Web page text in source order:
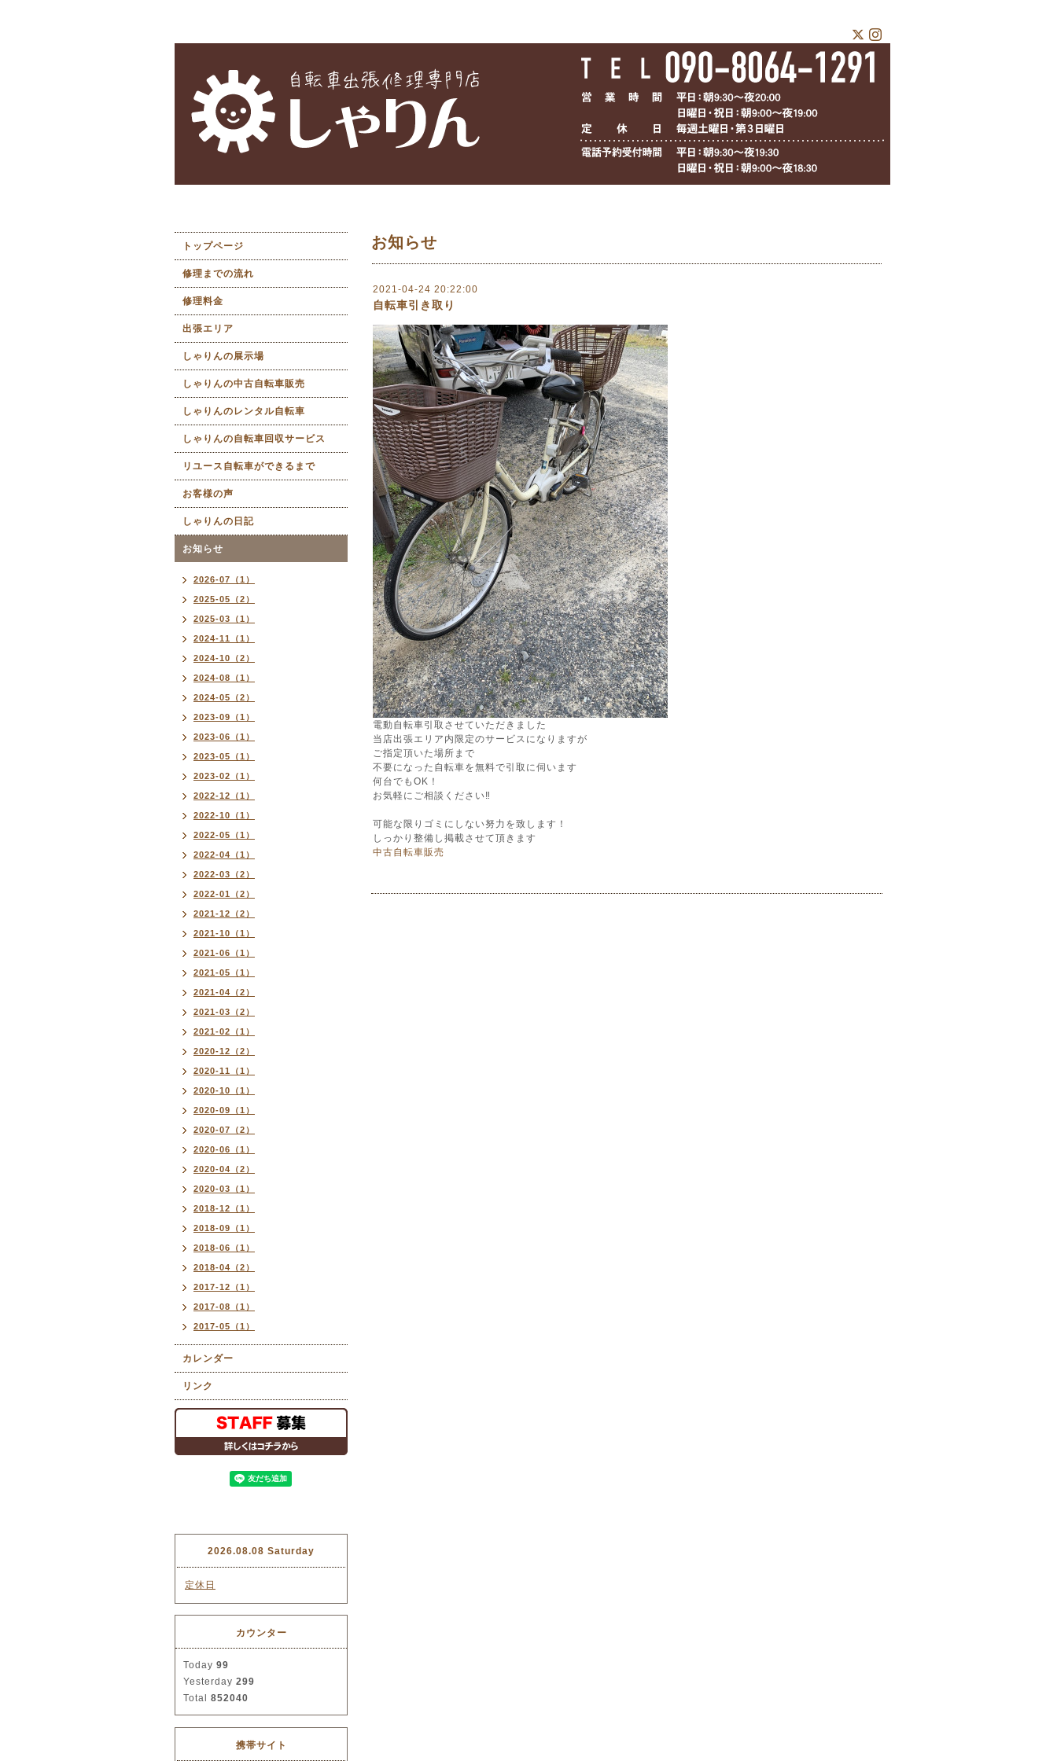
お知らせ
2021-04-24 20:22:00
自転車引き取り
電動自転車引取させていただきました
当店出張エリア内限定のサービスになりますが
ご指定頂いた場所まで
不要になった自転車を無料で引取に伺います
何台でもOK！
お気軽にご相談ください‼︎
可能な限りゴミにしない努力を致します！
しっかり整備し掲載させて頂きます
中古自転車販売
トップページ
修理までの流れ
修理料金
出張エリア
しゃりんの展示場
しゃりんの中古自転車販売
しゃりんのレンタル自転車
しゃりんの自転車回収サービス
リユース自転車ができるまで
お客様の声
しゃりんの日記
お知らせ
2026-07（1）
2025-05（2）
2025-03（1）
2024-11（1）
2024-10（2）
2024-08（1）
2024-05（2）
2023-09（1）
2023-06（1）
2023-05（1）
2023-02（1）
2022-12（1）
2022-10（1）
2022-05（1）
2022-04（1）
2022-03（2）
2022-01（2）
2021-12（2）
2021-10（1）
2021-06（1）
2021-05（1）
2021-04（2）
2021-03（2）
2021-02（1）
2020-12（2）
2020-11（1）
2020-10（1）
2020-09（1）
2020-07（2）
2020-06（1）
2020-04（2）
2020-03（1）
2018-12（1）
2018-09（1）
2018-06（1）
2018-04（2）
2017-12（1）
2017-08（1）
2017-05（1）
カレンダー
リンク
2026.08.08 Saturday
定休日
カウンター
Today 99
Yesterday 299
Total 852040
携帯サイト